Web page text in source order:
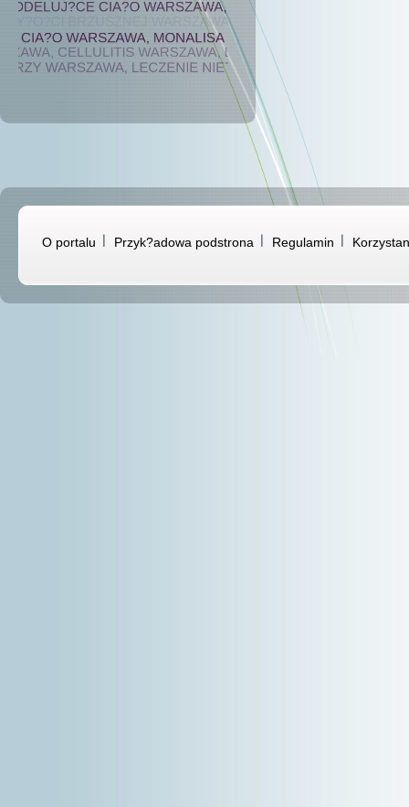
O portalu Przyk?adowa podstrona Regulamin